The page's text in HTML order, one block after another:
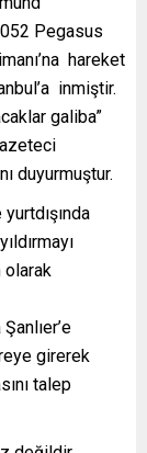
Pegasus
hareket
inmiştir.
galiba”
duyurmuştur.
olarak
girerek
talep